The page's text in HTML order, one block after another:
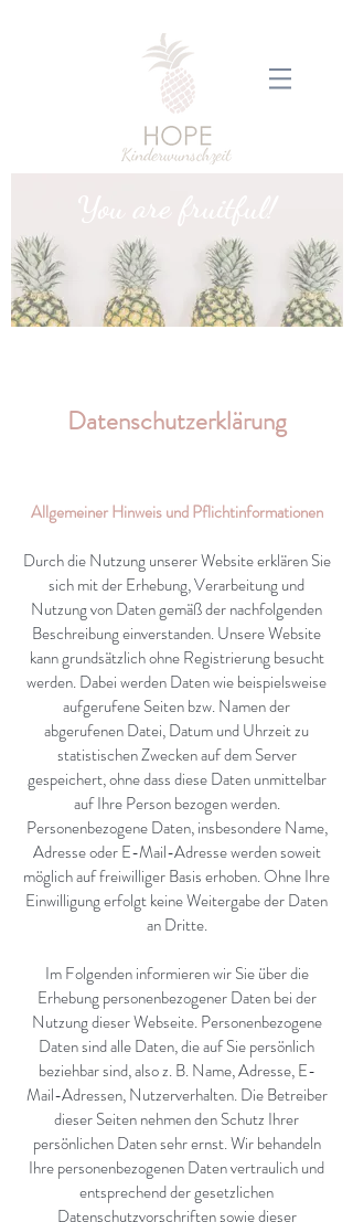
Datenschutzerklärung
Allgemeiner Hinweis und Pflichtinformationen
Durch die Nutzung unserer Website erklären Sie
sich mit der Erhebung, Verarbeitung und
Nutzung von Daten gemäß der nachfolgenden
Beschreibung einverstanden. Unsere Website
kann grundsätzlich ohne Registrierung besucht
werden. Dabei werden Daten wie beispielsweise
aufgerufene Seiten bzw. Namen der
abgerufenen Datei, Datum und Uhrzeit zu
statistischen Zwecken auf dem Server
gespeichert, ohne dass diese Daten unmittelbar
auf Ihre Person bezogen werden.
Personenbezogene Daten, insbesondere Name,
Adresse oder E-Mail-Adresse werden soweit
möglich auf freiwilliger Basis erhoben. Ohne Ihre
Einwilligung erfolgt keine Weitergabe der Daten
an Dritte.
Im Folgenden informieren wir Sie über die
Erhebung personenbezogener Daten bei der
Nutzung dieser Webseite. Personenbezogene
Daten sind alle Daten, die auf Sie persönlich
beziehbar sind, also z. B. Name, Adresse, E-
Mail-Adressen, Nutzerverhalten. Die Betreiber
dieser Seiten nehmen den Schutz Ihrer
persönlichen Daten sehr ernst. Wir behandeln
Ihre personenbezogenen Daten vertraulich und
entsprechend der gesetzlichen
Datenschutzvorschriften sowie dieser